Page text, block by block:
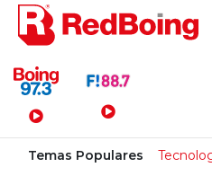
Menú Principal
Temas Populares